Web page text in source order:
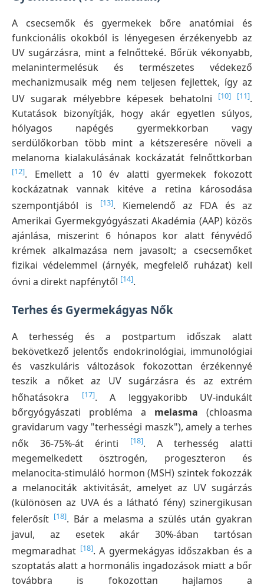
A csecsemők és gyermekek bőre anatómiai és
funkcionális okokból is lényegesen érzékenyebb az
UV sugárzásra, mint a felnőtteké. Bőrük vékonyabb,
melanintermelésük és természetes védekező
mechanizmusaik még nem teljesen fejlettek, így az
UV sugarak mélyebbre képesek behatolni
[10] [11].
Kutatások bizonyítják, hogy akár egyetlen súlyos,
hólyagos napégés gyermekkorban vagy
serdülőkorban több mint a kétszeresére növeli a
melanoma kialakulásának kockázatát felnőttkorban
[12]. Emellett a 10 év alatti gyermekek fokozott
kockázatnak vannak kitéve a retina károsodása
szempontjából is
[13]. Kiemelendő az FDA és az
Amerikai Gyermekgyógyászati Akadémia (AAP) közös
ajánlása, miszerint 6 hónapos kor alatt fényvédő
krémek alkalmazása nem javasolt; a csecsemőket
fizikai védelemmel (árnyék, megfelelő ruházat) kell
óvni a direkt napfénytől [14].
Terhes és Gyermekágyas Nők
A terhesség és a postpartum időszak alatt
bekövetkező jelentős endokrinológiai, immunológiai
és vaszkuláris változások fokozottan érzékennyé
teszik a nőket az UV sugárzásra és az extrém
hőhatásokra
[17]. A leggyakoribb UV-indukált
bőrgyógyászati probléma a melasma (chloasma
gravidarum vagy "terhességi maszk"), amely a terhes
nők 36-75%-át érinti
[18]. A terhesség alatti
megemelkedett ösztrogén, progeszteron és
melanocita-stimuláló hormon (MSH) szintek fokozzák
a melanociták aktivitását, amelyet az UV sugárzás
(különösen az UVA és a látható fény) szinergikusan
felerősít [18]. Bár a melasma a szülés után gyakran
javul, az esetek akár 30%-ában tartósan
megmaradhat [18]. A gyermekágyas időszakban és a
szoptatás alatt a hormonális ingadozások miatt a bőr
továbbra is fokozottan hajlamos a